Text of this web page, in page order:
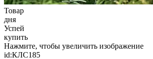
Товар
дня
Успей
купить
Нажмите, чтобы увеличить изображение
id:КЛС185